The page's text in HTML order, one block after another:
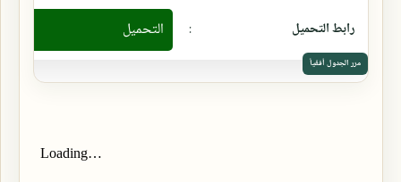
رابط التحميل : التحميل